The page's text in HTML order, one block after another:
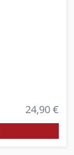
24,90 €